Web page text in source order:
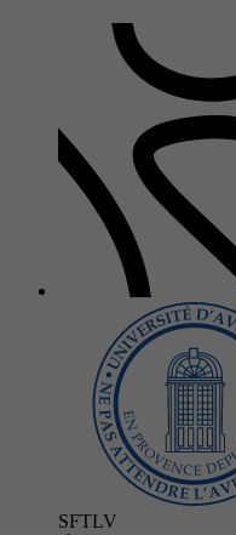
SFTLV